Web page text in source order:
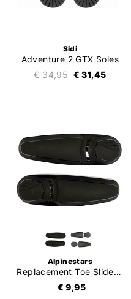
Sidi
Adventure 2 GTX Soles
€ 34,95 € 31,45
Alpinestars
Replacement Toe Slider SMX Plus 2013
€ 9,95